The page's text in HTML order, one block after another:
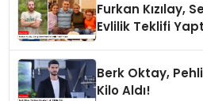
Furkan Kızılay,
Evlilik Teklifi
Berk Oktay,
Kilo Aldı!